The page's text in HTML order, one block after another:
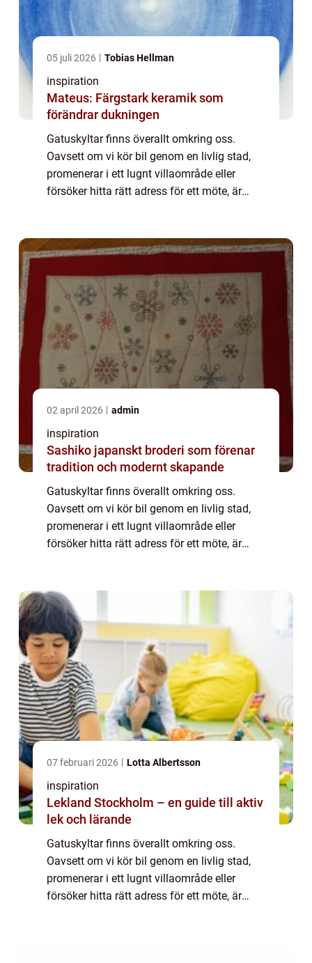
05 juli 2026 Tobias Hellman
inspiration
Mateus: Färgstark keramik som
förändrar dukningen
Gatuskyltar finns överallt omkring oss.
Oavsett om vi kör bil genom en livlig stad,
promenerar i ett lugnt villaområde eller
försöker hitta rätt adress för ett möte, är
02 april 2026 admin
inspiration
Sashiko japanskt broderi som förenar
tradition och modernt skapande
Gatuskyltar finns överallt omkring oss.
Oavsett om vi kör bil genom en livlig stad,
promenerar i ett lugnt villaområde eller
försöker hitta rätt adress för ett möte, är
07 februari 2026 Lotta Albertsson
inspiration
Lekland Stockholm – en guide till aktiv
lek och lärande
Gatuskyltar finns överallt omkring oss.
Oavsett om vi kör bil genom en livlig stad,
promenerar i ett lugnt villaområde eller
försöker hitta rätt adress för ett möte, är